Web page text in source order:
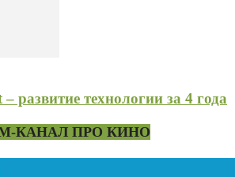
развитие технологии за 4 года
КАНАЛ ПРО КИНО